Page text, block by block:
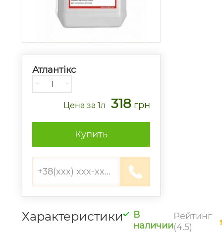
Атлантікс
− +
Цена за 1л 318 грн
Купить
Характеристики
В
наличии
Рейтинг
(4.5)